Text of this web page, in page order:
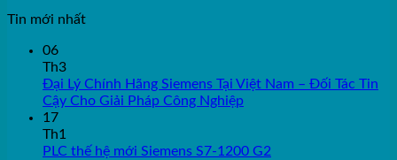
Tin mới nhất
06
Th3
Đại Lý Chính Hãng Siemens Tại Việt Nam – Đối Tác Tin
Cậy Cho Giải Pháp Công Nghiệp
17
Th1
PLC thế hệ mới Siemens S7-1200 G2